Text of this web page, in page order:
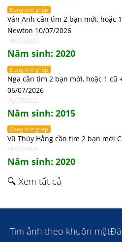
Đang chờ ghép
Vân Anh cần tìm 2 bạn mới, hoặc
Newton 10/07/2026
10/07/2026
Năm sinh: 2020
Đang chờ ghép
Nga cần tìm 2 bạn mới, hoặc 1 cũ
06/07/2026
06/07/2026
Năm sinh: 2015
Đang chờ ghép
Vũ Thúy Hằng cần tìm 2 bạn mới
01/07/2026
Năm sinh: 2020
🔍 Xem tất cả
Tìm ảnh theo khuôn mặt